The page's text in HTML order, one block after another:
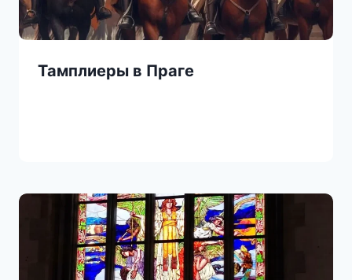
Тамплиеры в Праге